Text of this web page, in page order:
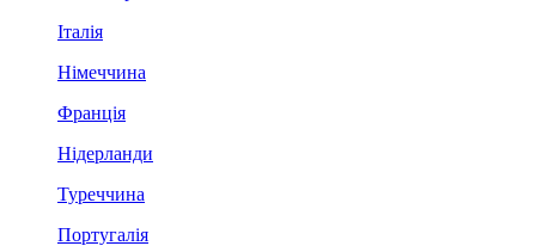
Італія
Німеччина
Франція
Нідерланди
Туреччина
Португалія